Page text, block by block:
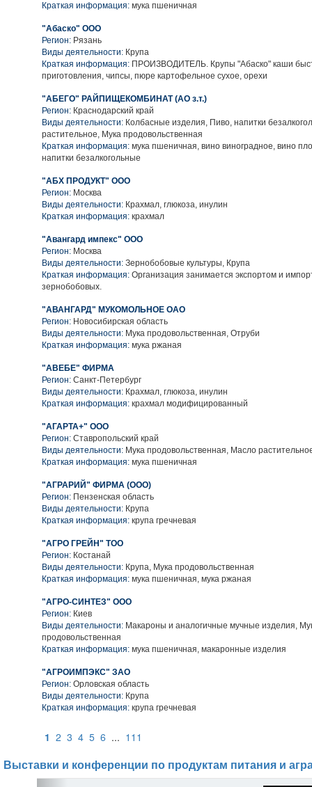
Краткая информация: мука пшеничная
"Абаско" ООО
Регион: Рязань
Виды деятельности: Крупа
Краткая информация: ПРОИЗВОДИТЕЛЬ. Крупы "Абаско" каши
приготовления, чипсы, пюре картофельное сухое, орехи
"АБЕГО" РАЙПИЩЕКОМБИНАТ (АО з.т.)
Регион: Краснодарский край
Виды деятельности: Колбасные изделия, Пиво, напитки
растительное, Мука продовольственная
Краткая информация: мука пшеничная, вино виноградное, вино
напитки безалкогольные
"АБХ ПРОДУКТ" ООО
Регион: Москва
Виды деятельности: Крахмал, глюкоза, инулин
Краткая информация: крахмал
"Авангард импекс" ООО
Регион: Москва
Виды деятельности: Зернобобовые культуры, Крупа
Краткая информация: Организация занимается экспортом и
зернобобовых.
"АВАНГАРД" МУКОМОЛЬНОЕ ОАО
Регион: Новосибирская область
Виды деятельности: Мука продовольственная, Отруби
Краткая информация: мука ржаная
"АВЕБЕ" ФИРМА
Регион: Санкт-Петербург
Виды деятельности: Крахмал, глюкоза, инулин
Краткая информация: крахмал модифицированный
"АГАРТА+" ООО
Регион: Ставропольский край
Виды деятельности: Мука продовольственная, Масло
Краткая информация: мука пшеничная
"АГРАРИЙ" ФИРМА (ООО)
Регион: Пензенская область
Виды деятельности: Крупа
Краткая информация: крупа гречневая
"АГРО ГРЕЙН" ТОО
Регион: Костанай
Виды деятельности: Крупа, Мука продовольственная
Краткая информация: мука пшеничная, мука ржаная
"АГРО-СИНТЕЗ" ООО
Регион: Киев
Виды деятельности: Макароны и аналогичные мучные изделия,
продовольственная
Краткая информация: мука пшеничная, макаронные изделия
"АГРОИМПЭКС" ЗАО
Регион: Орловская область
Виды деятельности: Крупа
Краткая информация: крупа гречневая
1 2 3 4 5 6 ... 111
Выставки и конференции по продуктам питания и